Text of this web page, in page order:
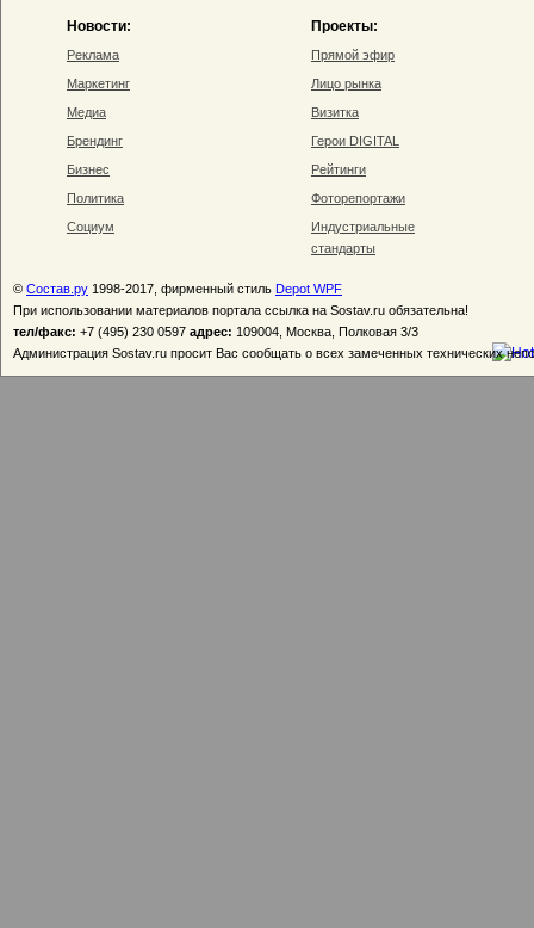
Новости:
Реклама
Маркетинг
Медиа
Брендинг
Бизнес
Политика
Социум
Проекты:
Прямой эфир
Лицо рынка
Визитка
Герои DIGITAL
Рейтинги
Фоторепортажи
Индустриальные
стандарты
© Состав.ру 1998-2017, фирменный стиль Depot WPF
При использовании материалов портала ссылка на Sostav.ru обязательна!
тел/факс: +7 (495) 230 0597 адрес: 109004, Москва, Полковая 3/3
Администрация Sostav.ru просит Вас сообщать о всех замеченных технических